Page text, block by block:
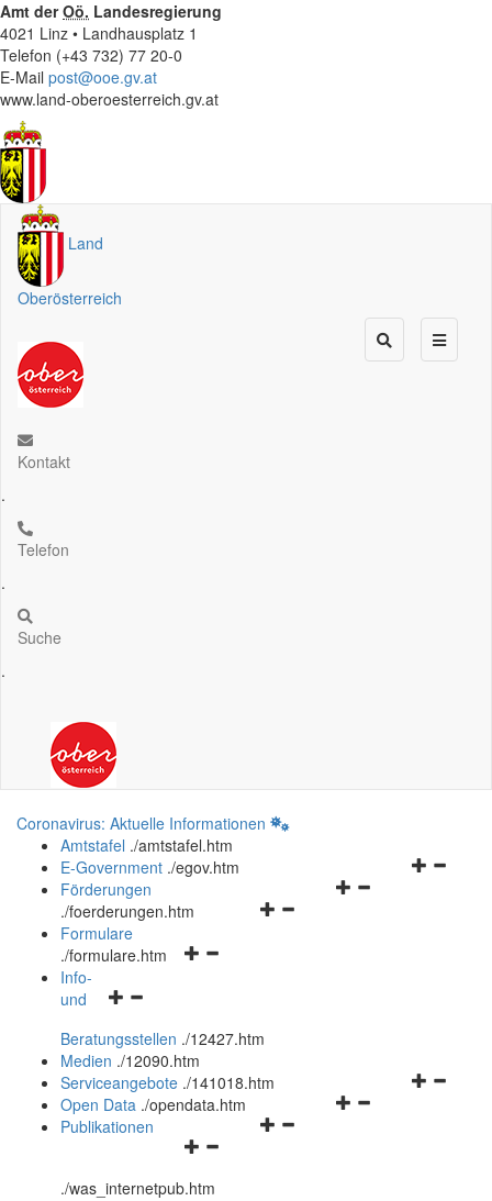
Amt derOö. Landesregierung
4021 Linz • Landhausplatz 1
Telefon (+43 732) 77 20-0
E-Mail post@ooe.gv.at
www.land-oberoesterreich.gv.at
Land
Oberösterreich
Kontakt
.
Telefon
.
Suche
.
Coronavirus: Aktuelle Informationen
Amtstafel ./amtstafel.htm
Navigationsmenü
E-Government ./egov.htm
Navigationsmenü
Förderungen
./foerderungen.htm
Navigationsmenü
Formulare
./formulare.htm
Navigationsmenü
und
schließen
Info-
und
Beratungsstellen ./12427.htm
Medien ./12090.htm
Navigationsmenü
Serviceangebote ./141018.htm
Navigationsmenü
Open Data ./opendata.htm
Navigationsmenü
und
Publikationen
./was_internetpub.htm